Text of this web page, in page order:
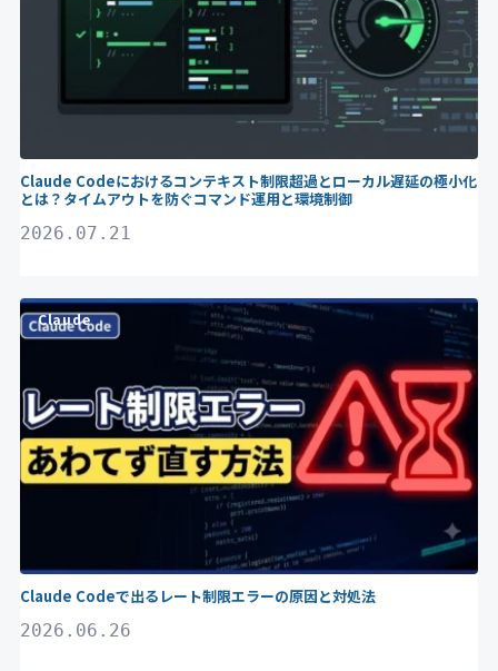
Claude Codeにおけるコンテキスト制限超過とローカル遅延の極小化
とは？タイムアウトを防ぐコマンド運用と環境制御
2026.07.21
Claude
Claude Codeで出るレート制限エラーの原因と対処法
2026.06.26